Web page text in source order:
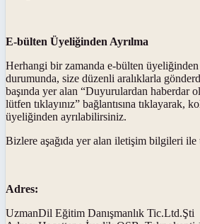
E-bülten Üyeliğinden Ayrılma
Herhangi bir zamanda e-bülten üyeliğinden
durumunda, size düzenli aralıklarla
başında yer alan “Duyurulardan haberdar
lütfen tıklayınız” bağlantısına tıklayarak,
üyeliğinden ayrılabilirsiniz.
Bizlere aşağıda yer alan iletişim bilgileri
Adres:
UzmanDil Eğitim Danışmanlık Tic.Ltd.Şti